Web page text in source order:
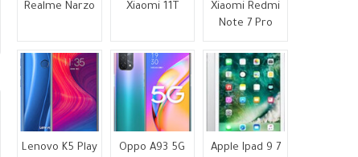
Realme Narzo Xiaomi 11T
Xiaomi Redmi
Note 7 Pro
Lenovo K5 Play Oppo A93 5G
Apple Ipad 9 7